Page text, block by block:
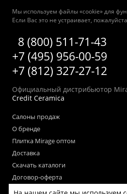
Мы используем файлы «cookie» для
Если Вас это не устраивает,
8 (800) 511-71-43
+7 (495) 956-00-59
+7 (812) 327-27-12
Официальный дистрибьютор
Credit Ceramica
Салоны продаж
О бренде
Плитка Mirage оптом
Доставка
Скачать каталоги
Договор-оферта
Пользовательское соглашение